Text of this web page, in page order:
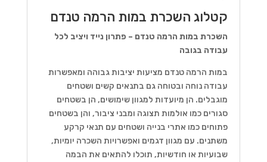
קטלוג השכרת במות הרמה טנדם
השכרת במות הרמה טנדם – פתרון נייד ויציב לכל
עבודה בגובה
במות הרמה טנדם מציעות יציבות גבוהה ומאפשרות
עבודה נוחה ובטוחה גם בתנאים קשים ושטחים
מוגבלים. הן מיועדות למגוון שימושים, הן בשטחים
סגורים כמו אולמות תצוגה ומבני ציבור, והן בשטחים
פתוחים כמו אתרי בנייה ושטחים עם תנאי קרקע
משתנים. עם מגוון דגמים ואפשרויות השכרה יומיות,
שבועיות או חודשיות, תוכלו להתאים את הבמה